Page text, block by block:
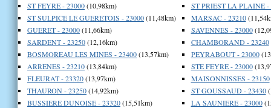
ST FEYRE - 23000(10,98km)
ST SULPICE LE GUERETOIS - 23000(11,48km)
GUERET - 23000(11,66km)
SARDENT - 23250(12,16km)
BOSMOREAU LES MINES - 23400(13,57km)
ARRENES - 23210(13,84km)
FLEURAT - 23320(13,97km)
THAURON - 23250(14,92km)
BUSSIERE DUNOISE - 23320(15,51km)
ST PRIEST LA PLAINE -
MARSAC - 23210
SAVENNES - 23000
CHAMBORAND - 23240
PEYRABOUT - 23000
STE FEYRE - 23000
MAISONNISSES - 23150
ST GOUSSAUD - 23430
LA SAUNIERE - 23000